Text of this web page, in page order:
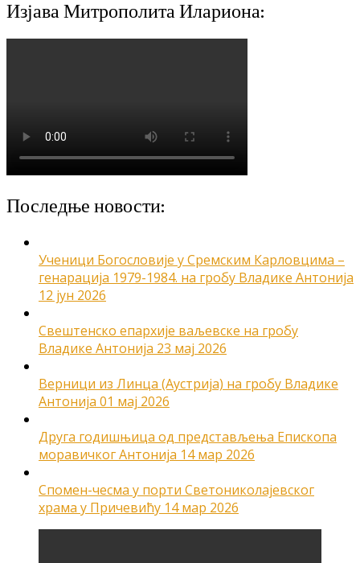
Изјава Митрополита Илариона:
Последње новости:
Ученици Богословије у Сремским Карловцима –
генарација 1979-1984. на гробу Владике Антонија
12 јун 2026
Свештенско епархије ваљевске на гробу
Владике Антонија 23 мај 2026
Верници из Линца (Аустрија) на гробу Владике
Антонија 01 мај 2026
Друга годишњица од представљења Епископа
моравичког Антонија 14 мар 2026
Спомен-чесма у порти Светониколајевског
храма у Причевићу 14 мар 2026